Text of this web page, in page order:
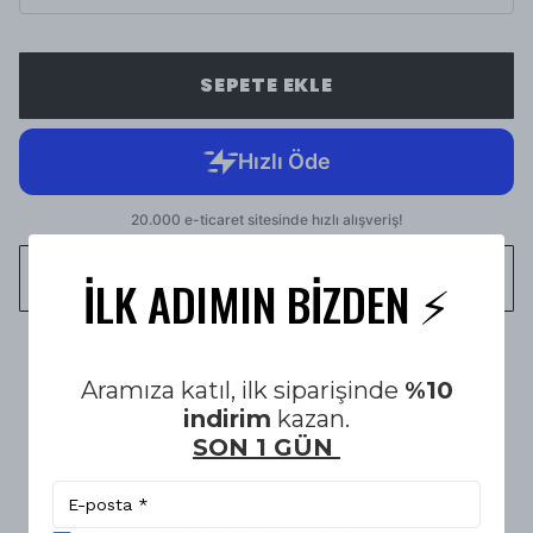
SEPETE EKLE
WHATSAPP
14 Gün KOŞULSUZ İADE & DEĞİŞİM
İLK ADIMIN BİZDEN ⚡️
Aramıza katıl, ilk siparişinde %10
indirim kazan.
SON 1 GÜN